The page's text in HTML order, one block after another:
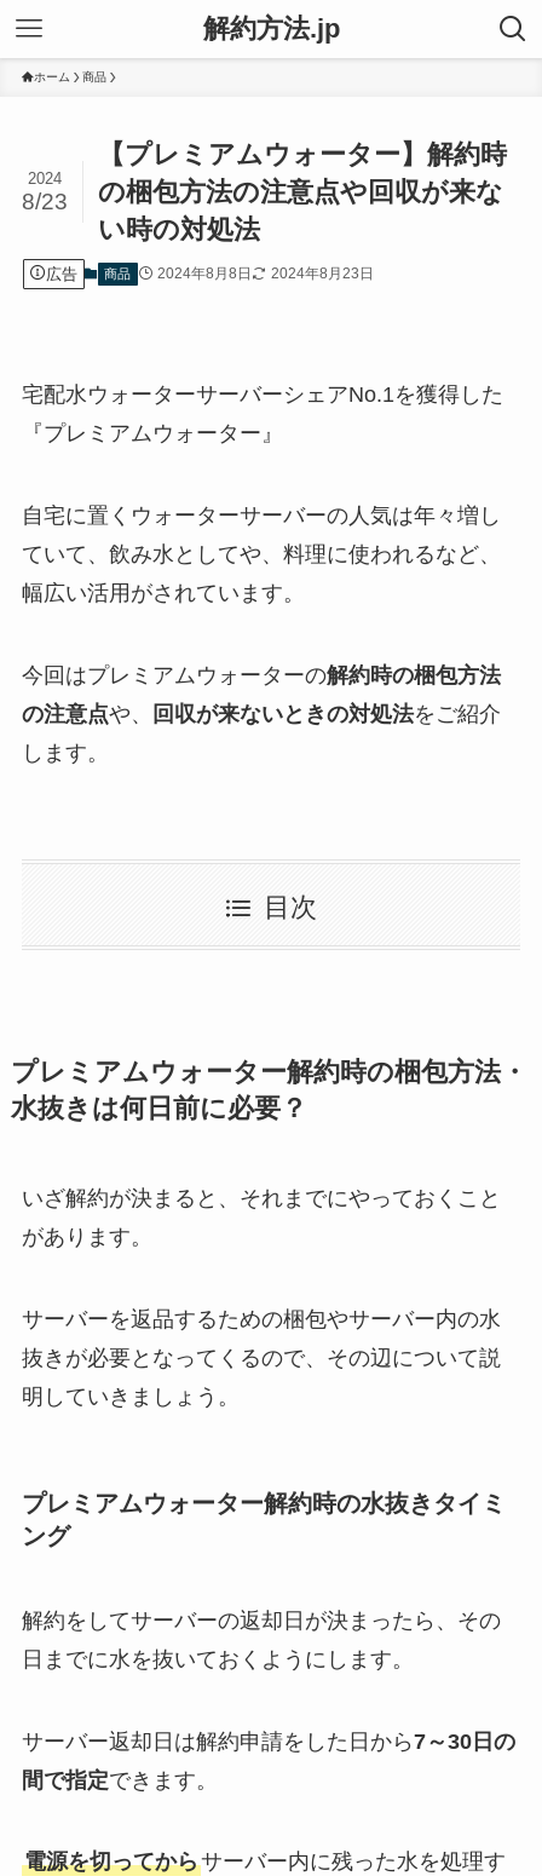
解約方法.jp
ホーム 商品
【プレミアムウォーター】解約時
の梱包方法の注意点や回収が来な
い時の対処法
2024
8/23
広告 商品 2024年8月8日 2024年8月23日
宅配水ウォーターサーバーシェアNo.1を獲得した
『プレミアムウォーター』
自宅に置くウォーターサーバーの人気は年々増し
ていて、飲み水としてや、料理に使われるなど、
幅広い活用がされています。
今回はプレミアムウォーターの解約時の梱包方法
の注意点や、 回収が来ないときの対処法をご紹介
します。
目次
プレミアムウォーター解約時の梱包方法・
水抜きは何日前に必要？
いざ解約が決まると、それまでにやっておくこと
があります。
サーバーを返品するための梱包やサーバー内の水
抜きが必要となってくるので、その辺について説
明していきましょう。
プレミアムウォーター解約時の水抜きタイミ
ング
解約をしてサーバーの返却日が決まったら、その
日までに水を抜いておくようにします。
サーバー返却日は解約申請をした日から7～30日の
間で指定できます。
電源を切ってからサーバー内に残った水を処理す